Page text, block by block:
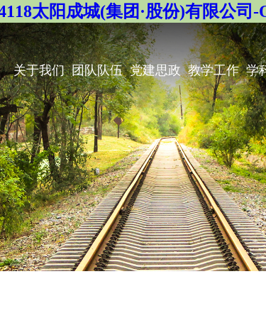
太阳成城(集团·股份)有限公司
关于我们 团队队伍 党建思政 教学工作 学